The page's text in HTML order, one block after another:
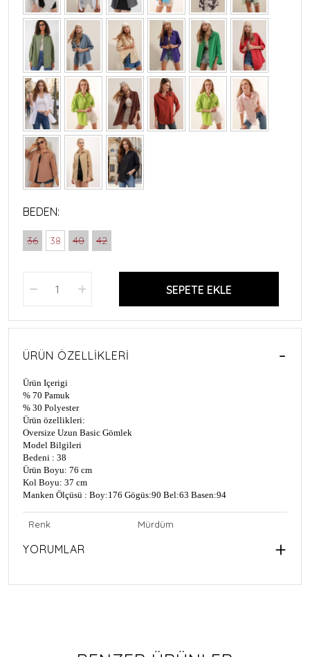
BEDEN:
36 38 40 42
SEPETE EKLE
ÜRÜN ÖZELLIKLERI
Ürün Içerigi
% 70 Pamuk
% 30 Polyester
Ürün özellikleri:
Oversize Uzun Basic Gömlek
Model Bilgileri
Bedeni : 38
Ürün Boyu: 76 cm
Kol Boyu: 37 cm
Manken Ölçüsü : Boy:176 Gögüs:90 Bel:63 Basen:94
Renk Mürdüm
YORUMLAR